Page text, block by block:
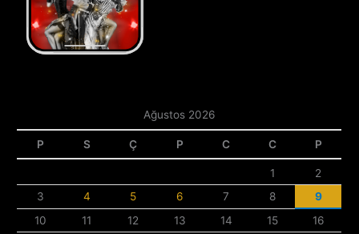
Ağustos 2026
P S Ç P C C P
1
2
3
4 5 6 7 8
9
10
11 12 13 14 15 16